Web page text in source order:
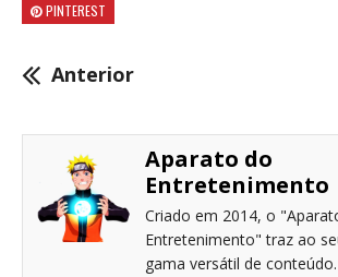
PINTEREST
Anterior
Aparato do
Entretenimento
Criado em 2014, o
Entretenimento" traz ao
gama versátil de